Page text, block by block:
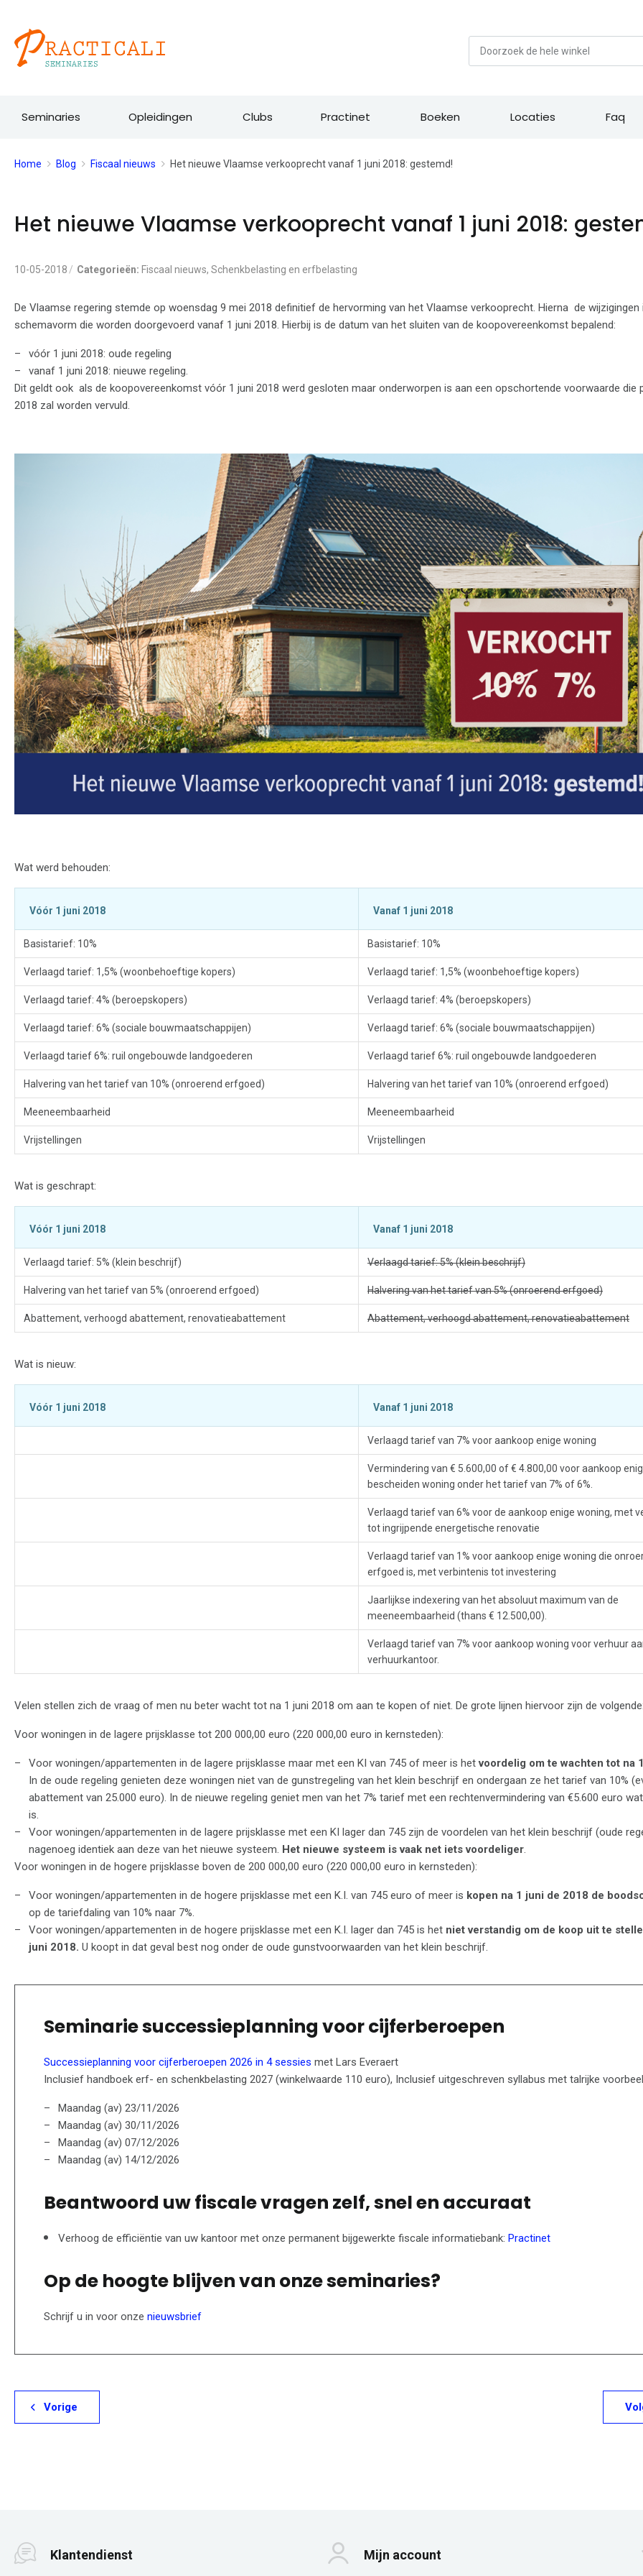
Ga
naar
de
Seminaries Opleidingen Clubs Practinet Boeken Locaties Faq
Home Blog Fiscaal nieuws Het nieuwe Vlaamse verkooprecht vanaf 1 juni 2018: gestemd!
Het nieuwe Vlaamse verkooprecht vanaf 1 juni 2018:
10-05-2018 Categorieën: Fiscaal nieuws, Schenkbelasting en erfbelasting
De Vlaamse regering stemde op woensdag 9 mei 2018 definitief de hervorming van het Vlaamse verkooprecht. Hierna de wijzigingen
schemavorm die worden doorgevoerd vanaf 1 juni 2018. Hierbij is de datum van het sluiten van de koopovereenkomst bepalend:
vóór 1 juni 2018: oude regeling
vanaf 1 juni 2018: nieuwe regeling.
Dit geldt ook als de koopovereenkomst vóór 1 juni 2018 werd gesloten maar onderworpen is aan een opschortende voorwaarde die
2018 zal worden vervuld.
Wat werd behouden:
Vóór 1 juni 2018 Vanaf 1 juni 2018
Basistarief: 10% Basistarief: 10%
Verlaagd tarief: 1,5% (woonbehoeftige kopers) Verlaagd tarief: 1,5% (woonbehoeftige kopers)
Verlaagd tarief: 4% (beroepskopers) Verlaagd tarief: 4% (beroepskopers)
Verlaagd tarief: 6% (sociale bouwmaatschappijen) Verlaagd tarief: 6% (sociale bouwmaatschappijen)
Verlaagd tarief 6%: ruil ongebouwde landgoederen Verlaagd tarief 6%: ruil ongebouwde landgoederen
Halvering van het tarief van 10% (onroerend erfgoed) Halvering van het tarief van 10% (onroerend erfgoed)
Meeneembaarheid Meeneembaarheid
Vrijstellingen Vrijstellingen
Wat is geschrapt:
Vóór 1 juni 2018 Vanaf 1 juni 2018
Verlaagd tarief: 5% (klein beschrijf) Verlaagd tarief: 5% (klein beschrijf)
Halvering van het tarief van 5% (onroerend erfgoed) Halvering van het tarief van 5% (onroerend erfgoed)
Abattement, verhoogd abattement, renovatieabattement Abattement, verhoogd abattement, renovatieabattement
Wat is nieuw:
Vóór 1 juni 2018 Vanaf 1 juni 2018
Verlaagd tarief van 7% voor aankoop enige woning
Vermindering van € 5.600,00 of € 4.800,00 voor aankoop
bescheiden woning onder het tarief van 7% of 6%.
Verlaagd tarief van 6% voor de aankoop enige woning, met
tot ingrijpende energetische renovatie
Verlaagd tarief van 1% voor aankoop enige woning die
erfgoed is, met verbintenis tot investering
Jaarlijkse indexering van het absoluut maximum van de
meeneembaarheid (thans € 12.500,00).
Verlaagd tarief van 7% voor aankoop woning voor verhuur
verhuurkantoor.
Velen stellen zich de vraag of men nu beter wacht tot na 1 juni 2018 om aan te kopen of niet. De grote lijnen hiervoor zijn de volgende:
Voor woningen in de lagere prijsklasse tot 200 000,00 euro (220 000,00 euro in kernsteden):
Voor woningen/appartementen in de lagere prijsklasse maar met een KI van 745 of meer is hetvoordelig om te wachten tot na
In de oude regeling genieten deze woningen niet van de gunstregeling van het klein beschrijf en ondergaan ze het tarief van 10%
abattement van 25.000 euro). In de nieuwe regeling geniet men van het 7% tarief met een rechtenvermindering van €5.600 euro
is.
Voor woningen/appartementen in de lagere prijsklasse met een KI lager dan 745 zijn de voordelen van het klein beschrijf (oude
nagenoeg identiek aan deze van het nieuwe systeem. Het nieuwe systeem is vaak net iets voordeliger.
Voor woningen in de hogere prijsklasse boven de 200 000,00 euro (220 000,00 euro in kernsteden):
Voor woningen/appartementen in de hogere prijsklasse met een K.I. van 745 euro of meer is kopen na 1 juni de 2018 de
op de tariefdaling van 10% naar 7%.
Voor woningen/appartementen in de hogere prijsklasse met een K.I. lager dan 745 is het niet verstandig om de koop uit te
juni 2018. U koopt in dat geval best nog onder de oude gunstvoorwaarden van het klein beschrijf.
Seminarie successieplanning voor cijferberoepen
Successieplanning voor cijferberoepen 2026 in 4 sessies met Lars Everaert
Inclusief handboek erf- en schenkbelasting 2027 (winkelwaarde 110 euro), Inclusief uitgeschreven syllabus met talrijke
Maandag (av) 23/11/2026
Maandag (av) 30/11/2026
Maandag (av) 07/12/2026
Maandag (av) 14/12/2026
Beantwoord uw fiscale vragen zelf, snel en accuraat
Verhoog de efficiëntie van uw kantoor met onze permanent bijgewerkte fiscale informatiebank: Practinet
Op de hoogte blijven van onze seminaries?
Schrijf u in voor onze nieuwsbrief
Vorige
Klantendienst Mijn account